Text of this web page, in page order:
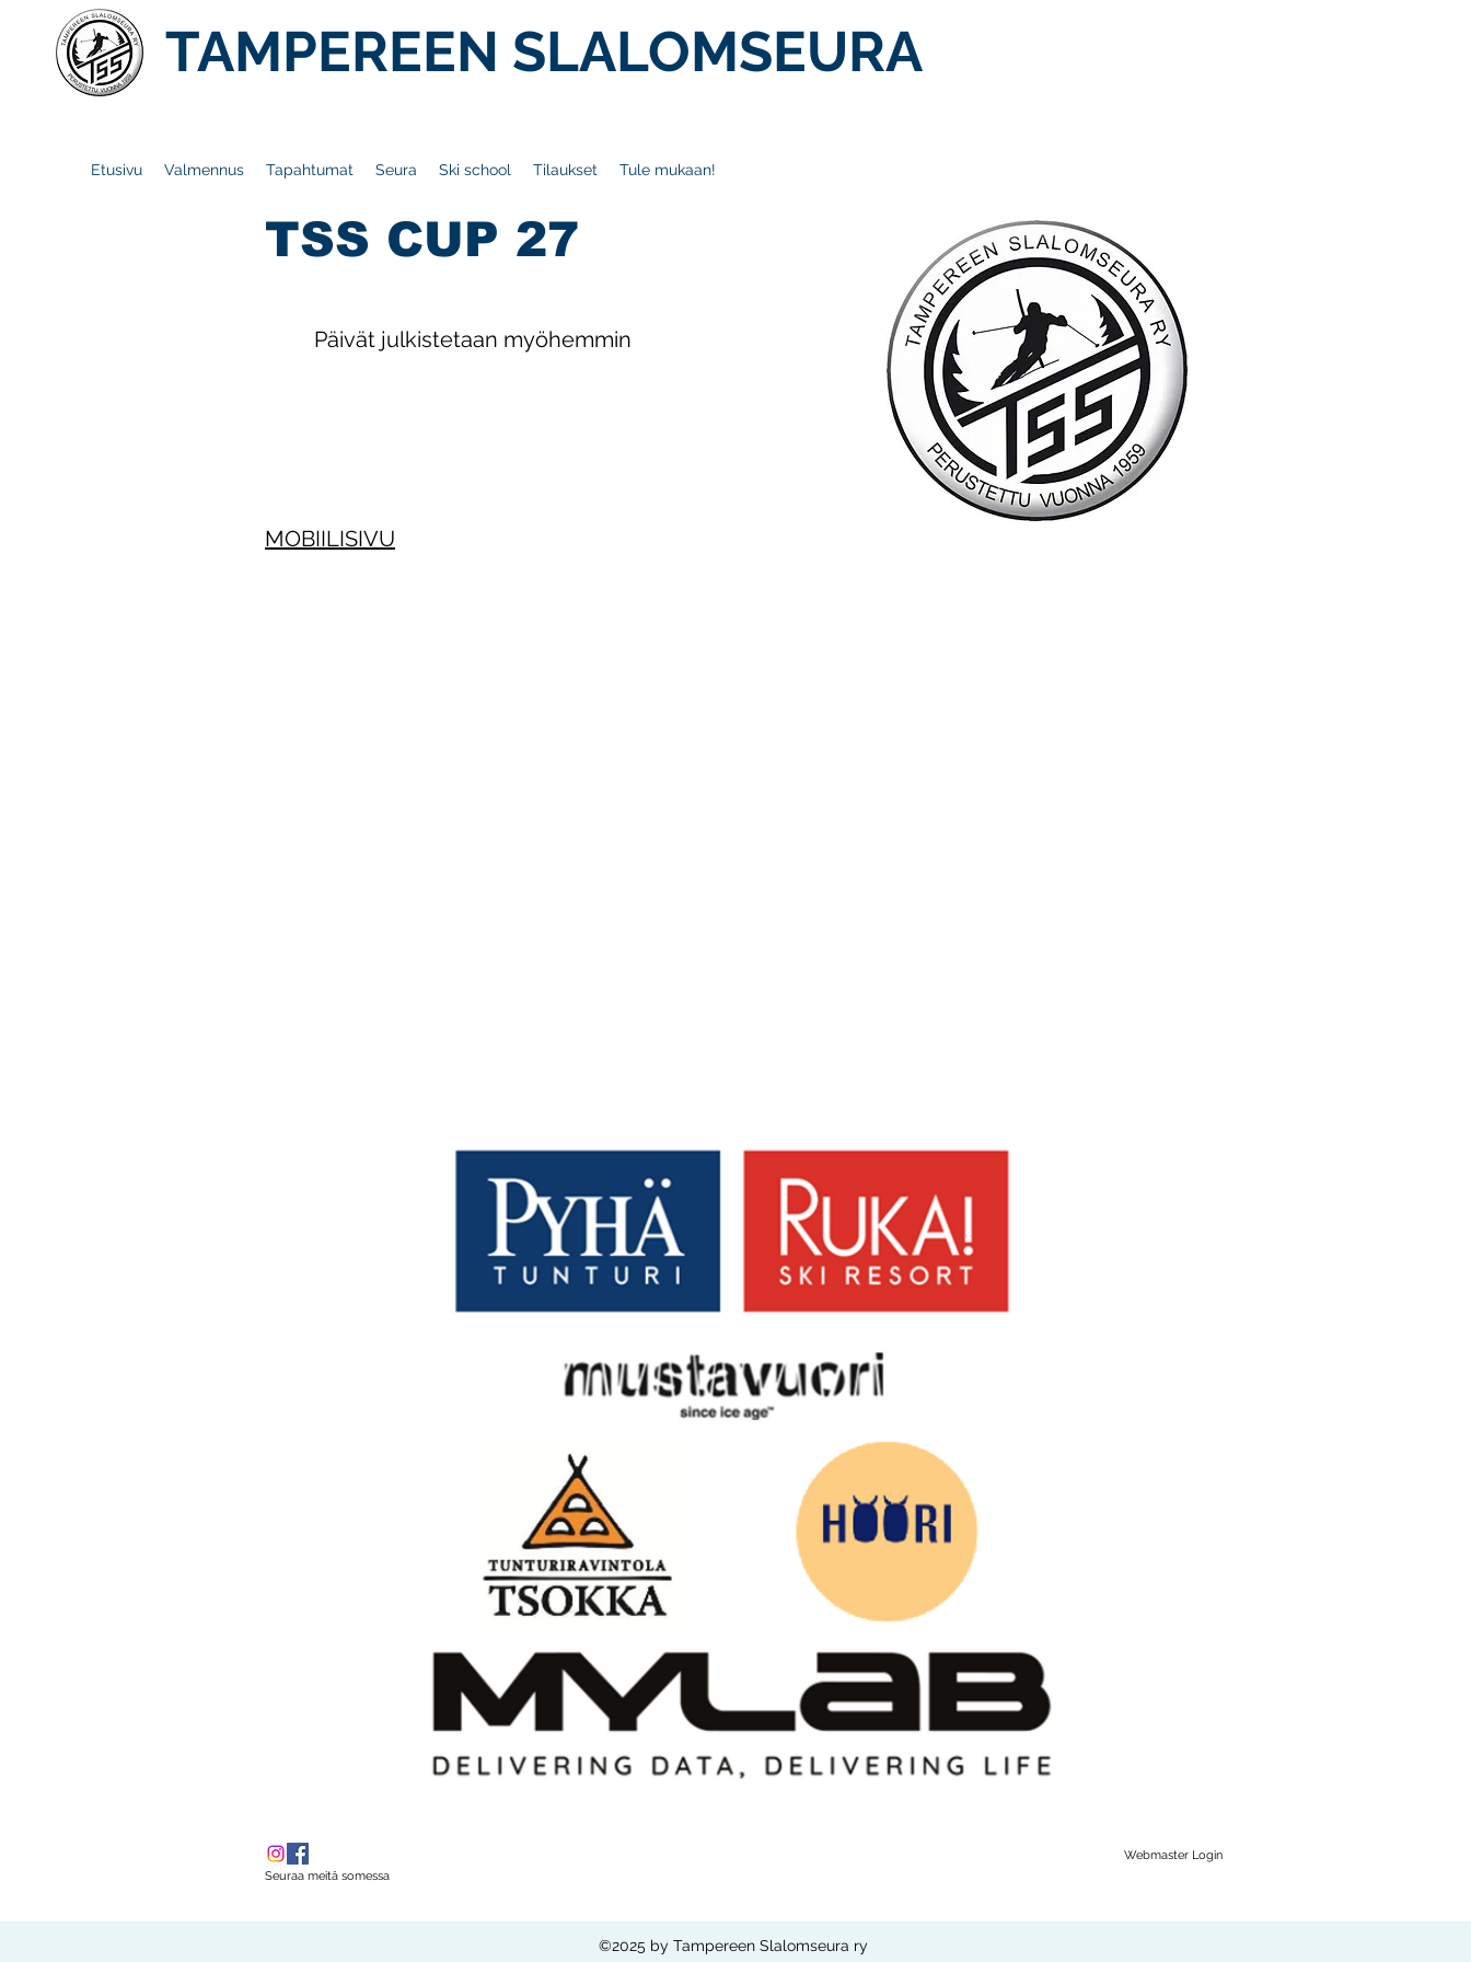
TAMPEREEN SLALOMSEURA
Etusivu Valmennus Tapahtumat Seura Ski school Tilaukset Tule mukaan!
TSS CUP 27
Päivät julkistetaan myöhemmin
MOBIILISIVU
Webmaster Login
Seuraa meitä somessa
©2025 by Tampereen Slalomseura ry